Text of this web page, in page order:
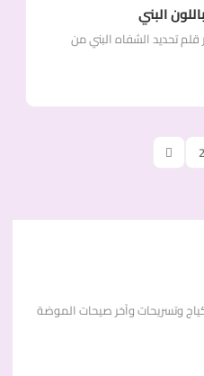
البني
قلم تحديد الشفاه البني من
2
وتسريحات وآخر صيحات الموضة